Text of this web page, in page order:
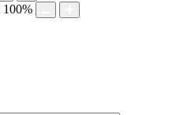
100%